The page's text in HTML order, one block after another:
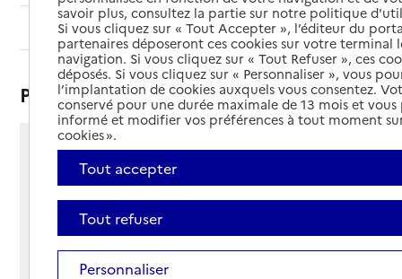
Sommaire
Présentation
129 route de Guentrange
57100 - Thionville
Voir itinéraire
Téléphone :
03 82 54 98 98
Contact
savoir plus, consultez la partie sur notre politique
Si vous cliquez sur « Tout Accepter », l’éditeur du
partenaires déposeront ces cookies sur votre terminal
navigation. Si vous cliquez sur « Tout Refuser », ces
déposés. Si vous cliquez sur « Personnaliser », vous
l’implantation de cookies auxquels vous consentez.
conservé pour une durée maximale de 13 mois et
informé et modifier vos préférences à tout moment
cookies ».
Tout accepter
Tout refuser
Personnaliser